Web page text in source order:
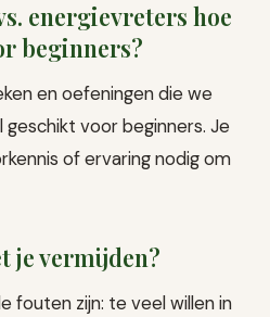
energievreters hoe
beginners?
en oefeningen die we
geschikt voor beginners. Je
of ervaring nodig om
je vermijden?
fouten zijn: te veel willen in